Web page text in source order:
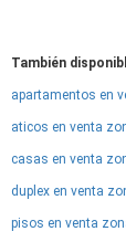
También
apartamentos en
aticos en venta
casas en venta
duplex en venta
pisos en venta